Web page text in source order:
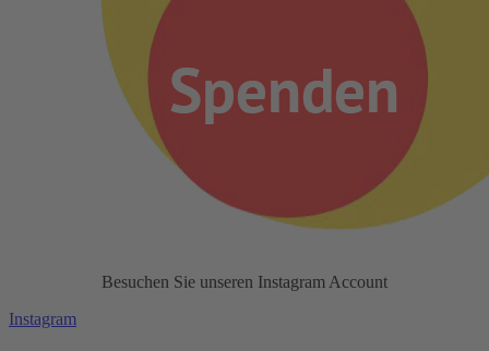
Besuchen Sie unseren Instagram Account
Instagram